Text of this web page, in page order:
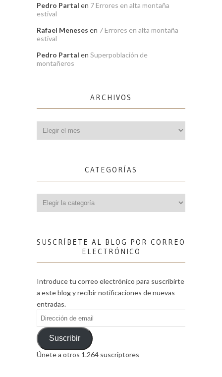
Pedro Partal en 7 Errores en alta montaña
estival
Rafael Meneses en 7 Errores en alta montaña
estival
Pedro Partal en Superpoblación de
montañeros
ARCHIVOS
CATEGORÍAS
SUSCRÍBETE AL BLOG POR CORREO
ELECTRÓNICO
Introduce tu correo electrónico para suscribirte
a este blog y recibir notificaciones de nuevas
entradas.
Dirección
de
emailSuscribir
Únete a otros 1.264 suscriptores